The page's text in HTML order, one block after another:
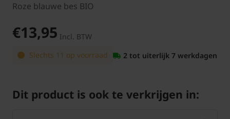
Roze blauwe bes BIO
€13,95 Incl. BTW
Slechts 11 op voorraad
2 tot uiterlijk 7 werkdagen
Dit product is ook te verkrijgen in: